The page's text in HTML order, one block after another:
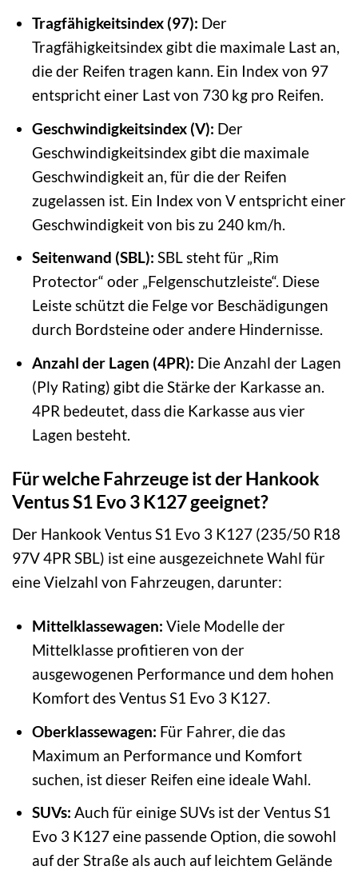
Tragfähigkeitsindex (97): Der
Tragfähigkeitsindex gibt die maximale Last an,
die der Reifen tragen kann. Ein Index von 97
entspricht einer Last von 730 kg pro Reifen.
Geschwindigkeitsindex (V): Der
Geschwindigkeitsindex gibt die maximale
Geschwindigkeit an, für die der Reifen
zugelassen ist. Ein Index von V entspricht einer
Geschwindigkeit von bis zu 240 km/h.
Seitenwand (SBL): SBL steht für „Rim
Protector“ oder „Felgenschutzleiste“. Diese
Leiste schützt die Felge vor Beschädigungen
durch Bordsteine oder andere Hindernisse.
Anzahl der Lagen (4PR): Die Anzahl der Lagen
(Ply Rating) gibt die Stärke der Karkasse an.
4PR bedeutet, dass die Karkasse aus vier
Lagen besteht.
Für welche Fahrzeuge ist der Hankook
Ventus S1 Evo 3 K127 geeignet?
Der Hankook Ventus S1 Evo 3 K127 (235/50 R18
97V 4PR SBL) ist eine ausgezeichnete Wahl für
eine Vielzahl von Fahrzeugen, darunter:
Mittelklassewagen: Viele Modelle der
Mittelklasse profitieren von der
ausgewogenen Performance und dem hohen
Komfort des Ventus S1 Evo 3 K127.
Oberklassewagen: Für Fahrer, die das
Maximum an Performance und Komfort
suchen, ist dieser Reifen eine ideale Wahl.
SUVs: Auch für einige SUVs ist der Ventus S1
Evo 3 K127 eine passende Option, die sowohl
auf der Straße als auch auf leichtem Gelände